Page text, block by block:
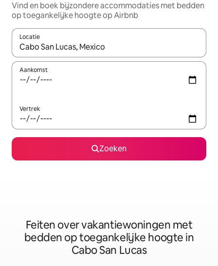
Vind en boek bijzondere accommodaties met bedden
op toegankelijke hoogte op Airbnb
Locatie
Wanneer er suggesties beschikbaar zijn, maak je een keuze
Aankomst
Vertrek
Zoeken
Feiten over vakantiewoningen met
bedden op toegankelijke hoogte in
Cabo San Lucas